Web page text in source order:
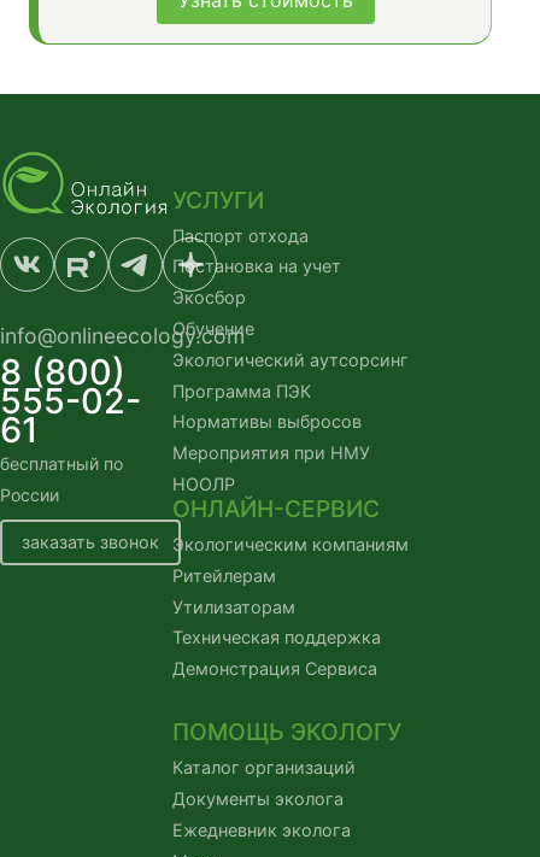
info@onlineecology.com
8 (800)
555-02-
61
бесплатный по
России
заказать звонок
УСЛУГИ
Паспорт отхода
Постановка на учет
Экосбор
Обучение
Экологический аутсорсинг
Программа ПЭК
Нормативы выбросов
Мероприятия при НМУ
НООЛР
ОНЛАЙН-СЕРВИС
Экологическим компаниям
Ритейлерам
Утилизаторам
Техническая поддержка
Демонстрация Сервиса
ПОМОЩЬ ЭКОЛОГУ
Каталог организаций
Документы эколога
Ежедневник эколога